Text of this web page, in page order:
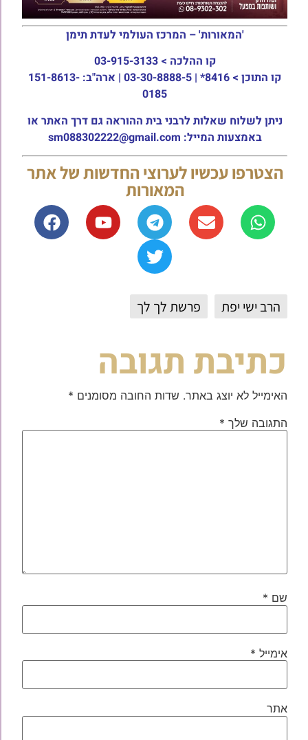
'המאורות' – המרכז העולמי לעדת תימן
קו ההלכה > 03-915-3133
קו התוכן >
8416* | 03-30-8888-5 | ארה"ב: 151-8613-
0185
ניתן לשלוח שאלות לרבני בית ההוראה גם דרך האתר או
באמצעות המייל: sm088302222@gmail.com
הצטרפו עכשיו לערוצי החדשות של אתר
המאורות
הרב ישי יפת פרשת לך לך
כתיבת תגובה
האימייל לא יוצג באתר. שדות החובה מסומנים *
התגובה שלך *
שם *
אימייל *
אתר